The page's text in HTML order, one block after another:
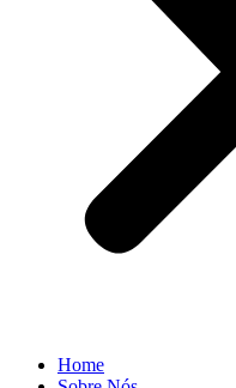
Home